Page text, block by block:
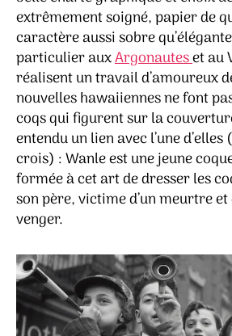
extrêmement soigné, papier de
caractère aussi sobre
particulier auxArgonauteset au
réalisent un travail d’amoureux
nouvelles hawaiiennes ne font
coqs qui figurent sur la
entendu un lien avec l’une
crois) : Wanle est une jeune
formée à cet art de dresser les
son père, victime d’un meurtre et
venger.